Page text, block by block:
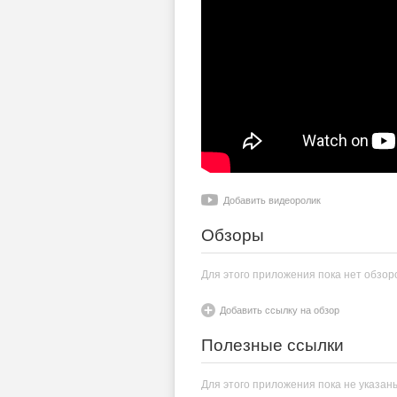
Добавить видеоролик
Обзоры
Для этого приложения пока нет
Добавить ссылку на обзор
Полезные ссылки
Для этого приложения пока не